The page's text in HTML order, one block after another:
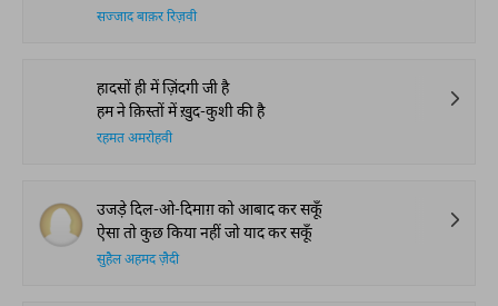
सज्जाद बाक़र रिज़वी
हादसों ही में ज़िंदगी जी है
हम ने क़िस्तों में ख़ुद-कुशी की है
रहमत अमरोहवी
उजड़े दिल-ओ-दिमाग़ को आबाद कर सकूँ
ऐसा तो कुछ किया नहीं जो याद कर सकूँ
सुहैल अहमद ज़ैदी